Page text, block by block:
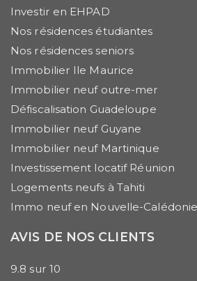
Investir en EHPAD
Nos résidences étudiantes
Nos résidences seniors
Immobilier Ile Maurice
Immobilier neuf outre-mer
Défiscalisation Guadeloupe
Immobilier neuf Guyane
Immobilier neuf Martinique
Investissement locatif Réunion
Logements neufs à Tahiti
Immo neuf en Nouvelle-Calédonie
AVIS DE NOS CLIENTS
9.8 sur 10